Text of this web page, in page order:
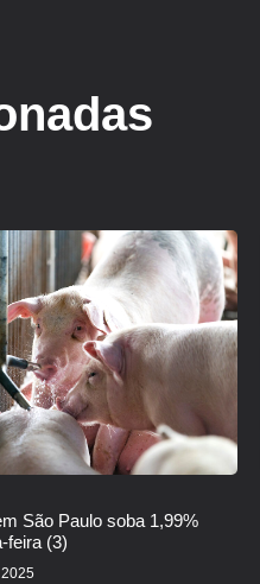
São Paulo soba 1,99%
feira (3)